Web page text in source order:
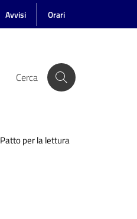
Avvisi Orari
Cerca
Patto per la lettura